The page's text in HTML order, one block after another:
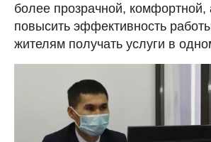
более прозрачной, комфортной,
повысить эффективность
жителям получать услуги в